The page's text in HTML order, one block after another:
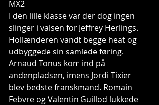
MX2
I den lille klasse var der dog ingen
slinger i valsen for Jeffrey Herlings.
Hollænderen vandt begge heat og
udbyggede sin samlede føring.
Arnaud Tonus kom ind på
andenpladsen, imens Jordi Tixier
blev bedste franskmand. Romain
Febvre og Valentin Guillod lukkede